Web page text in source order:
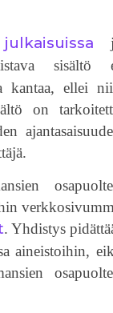
sisältö
kantaa, ellei
on
. Yhdistys
aineistoihin,